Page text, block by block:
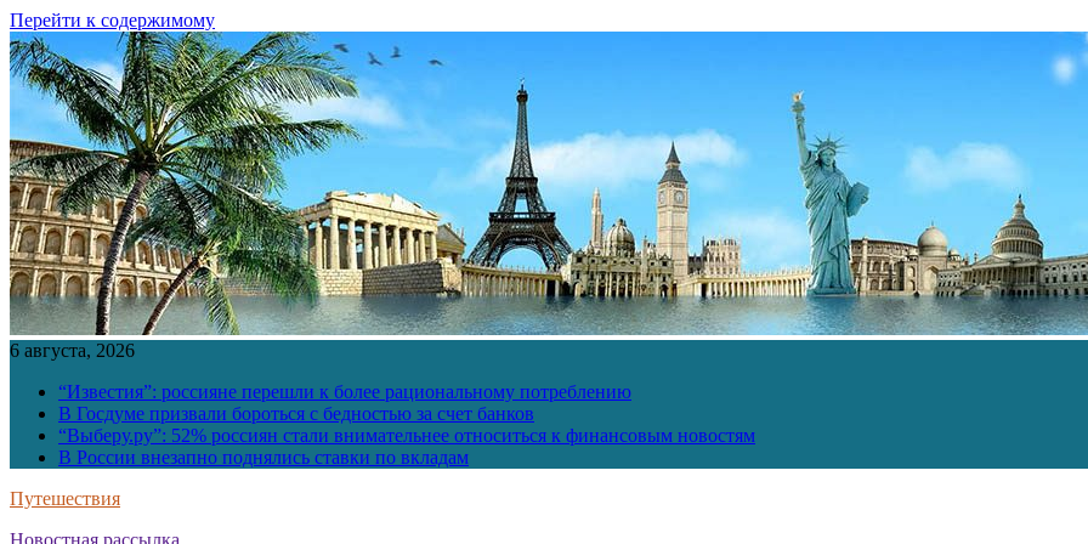
Перейти к содержимому
6 августа, 2026
“Известия”: россияне перешли к более рациональному потреблению
В Госдуме призвали бороться с бедностью за счет банков
“Выберу.ру”: 52% россиян стали внимательнее относиться к финансовым новостям
В России внезапно поднялись ставки по вкладам
Путешествия
Новостная рассылка